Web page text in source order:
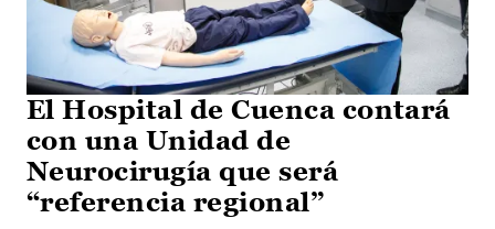
El Hospital de Cuenca contará
con una Unidad de
Neurocirugía que será
“referencia regional”